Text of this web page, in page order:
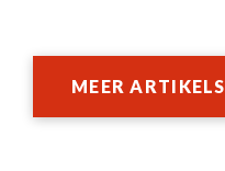
MEER ARTIKELS